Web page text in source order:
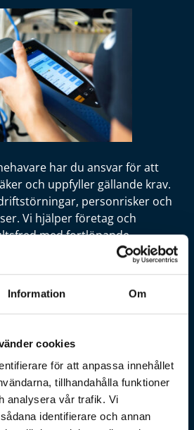
Information Om
cookies
för att anpassa innehållet
tillhandahålla funktioner
analysera vår trafik. Vi
identifierare och annan
har du ansvar för att
och uppfyller gällande krav.
personrisker och
Vi hjälper företag och
med fortlöpande
– strukturerat och